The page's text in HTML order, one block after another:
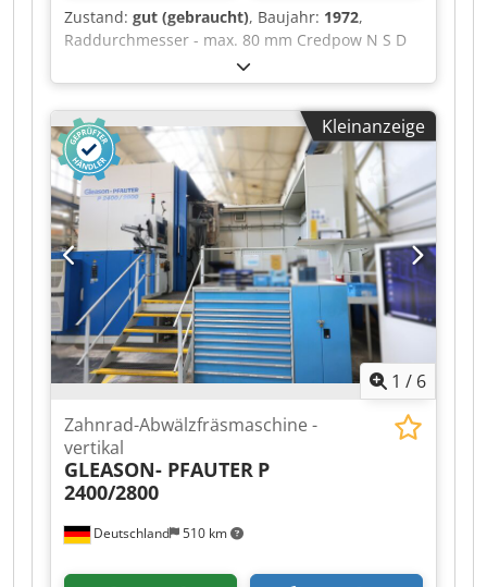
Zustand: gut (gebraucht), Baujahr: 1972,
Raddurchmesser - max. 80 mm Credpow N S D
Ssfx Afkjf Radbreite 60 mm Modul - max. 3
Modul - min. 0,1 Gesamtleistungsbedarf 0,4 kW
Maschinengewicht ca. 120 kg Raumbedarf ca.
0,6x0,6x0,75 m Maschine ist zum Schleifen von
kleinen Kegelrädern / geradeverzahnt. Zum
Fräsen der Kegelräder wird die Mikron 102.01
verwendet.
Kleinanzeige
1 / 6
Deutschland 510 km
Zahnrad-Abwälzfräsmaschine -
vertikal
GLEASON- PFAUTER P
2400/2800